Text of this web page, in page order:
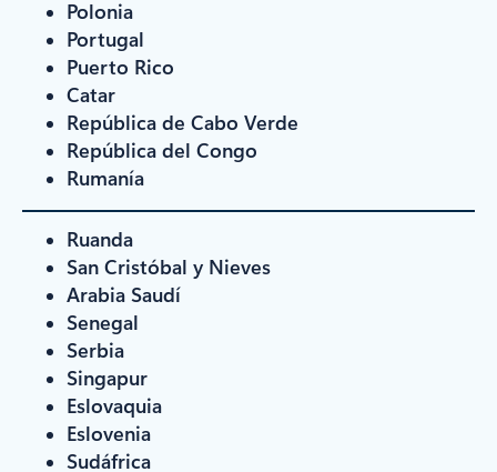
Polonia
Portugal
Puerto Rico
Catar
República de Cabo Verde
República del Congo
Rumanía
Ruanda
San Cristóbal y Nieves
Arabia Saudí
Senegal
Serbia
Singapur
Eslovaquia
Eslovenia
Sudáfrica